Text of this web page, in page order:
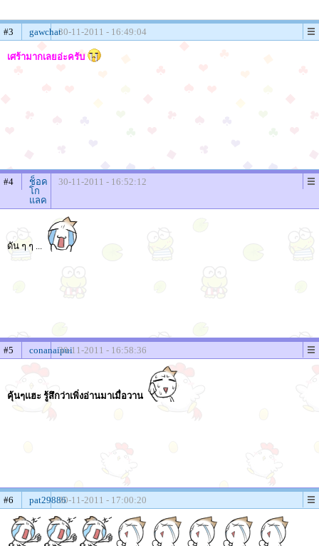
#3 gawchat30-11-2011 - 16:49:04
เศร้ามากเลยอ่ะครับ
#4
ช็อค
โก
แลค
30-11-2011 - 16:52:12
ดัน ๆ ๆ ...
#5 conanaipui30-11-2011 - 16:58:36
คุ้นๆแฮะ รู้สึกว่าเพิ่งอ่านมาเมื่อวาน
#6 pat2988630-11-2011 - 17:00:20